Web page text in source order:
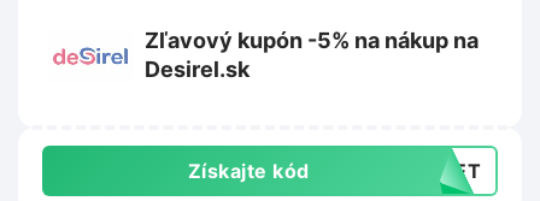
Zľavový kupón -5% na nákup na
Desirel.sk
Získajte kód DNET